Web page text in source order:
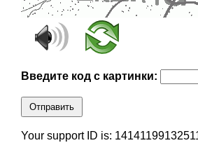
Введите код с картинки:
Отправить
Your support ID is: